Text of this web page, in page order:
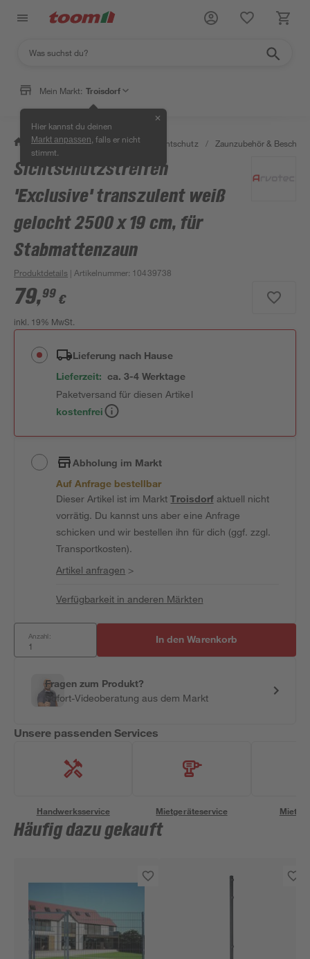
Mein Markt: Troisdorf
Hier kannst du deinen
Markt anpassen , falls er nicht
stimmt.
✕
/ Garten & Freizeit / Zäune & Sichtschutz / Zaunzubehör &
Sichtschutzstreifen
'Exclusive' transzulent weiß
gelocht 2500 x 19 cm, für
Stabmattenzaun
Produktdetails | Artikelnummer: 10439738
79,99 €
inkl. 19% MwSt.
Lieferung nach Hause
Lieferzeit: ca. 3-4 Werktage
Paketversand für diesen Artikel
kostenfrei
Abholung im Markt
Auf Anfrage bestellbar
Dieser Artikel ist im MarktTroisdorfaktuell nicht
vorrätig. Du kannst uns aber eine Anfrage
schicken und wir bestellen ihn für dich (ggf. zzgl.
Transportkosten).
Artikel anfragen >
Verfügbarkeit in anderen Märkten
Anzahl: In den Warenkorb
Fragen zum Produkt?
Sofort-Videoberatung aus dem Markt
Unsere passenden Services
Handwerksservice Mietgeräteservice
Häufig dazu gekauft